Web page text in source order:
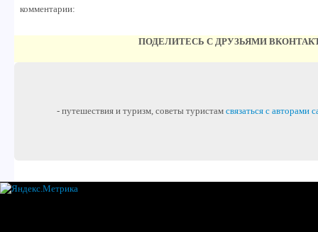
комментарии:
ПОДЕЛИТЕСЬ С ДРУЗЬЯМИ
- путешествия и туризм, советы туристам связаться с авторами